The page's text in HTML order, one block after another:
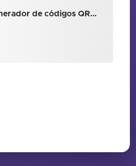
de códigos QR…